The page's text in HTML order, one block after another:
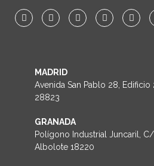
MADRID
Avenida San Pablo 28, Edificio
28823
GRANADA
Polígono Industrial Juncaril,
Albolote 18220